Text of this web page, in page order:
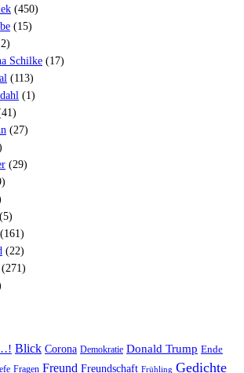
(450)
(15)
Schilke (17)
(113)
(1)
(27)
(29)
(5)
(161)
(22)
(271)
Blick Corona Demokratie Donald Trump Ende
Fragen Freund Freundschaft Frühling Gedichte